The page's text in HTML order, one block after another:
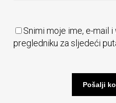
Snimi moje ime, e-mail
pregledniku za sljedeći